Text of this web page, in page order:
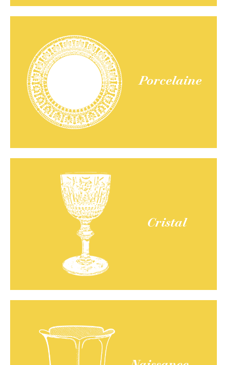
Porcelaine
Cristal